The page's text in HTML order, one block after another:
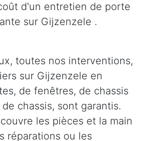
d'un entretien de porte
sur Gijzenzele .
toutes nos interventions,
sur Gijzenzele en
de fenêtres, de chassis
chassis, sont garantis.
les pièces et la main
réparations ou les